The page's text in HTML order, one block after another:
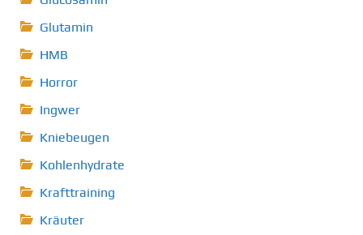
Glutamin
HMB
Horror
Ingwer
Kniebeugen
Kohlenhydrate
Krafttraining
Kräuter